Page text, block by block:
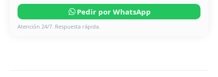
Pedir por WhatsApp
Atención 24/7. Respuesta rápida.